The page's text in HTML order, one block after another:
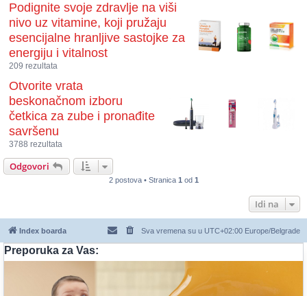
Podignite svoje zdravlje na viši
nivo uz vitamine, koji pružaju
esencijalne hranljive sastojke za
energiju i vitalnost
209 rezultata
Otvorite vrata
beskonačnom izboru
četkica za zube i pronađite
savršenu
3788 rezultata
Odgovori
2 postova • Stranica 1 od 1
Idi na
Index boarda Sva vremena su u UTC+02:00 Europe/Belgrade
Preporuka za Vas: